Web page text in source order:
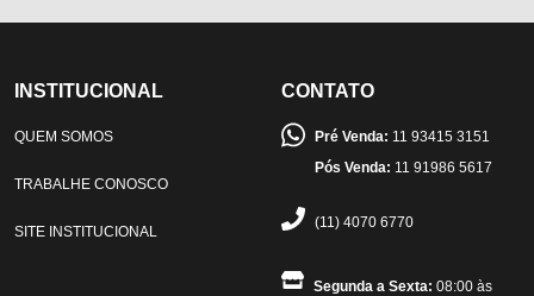
INSTITUCIONAL
QUEM SOMOS
TRABALHE CONOSCO
SITE INSTITUCIONAL
CONTATO
Pré Venda: 11 93415 3151
Pós Venda: 11 91986 5617
(11) 4070 6770
Segunda a Sexta: 08:00 às